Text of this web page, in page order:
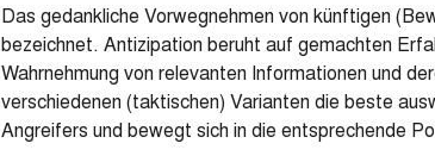
Das gedankliche Vorwegnehmen von künftigen
bezeichnet. Antizipation beruht auf gemachten
Wahrnehmung von relevanten Informationen und
verschiedenen (taktischen) Varianten die beste
Angreifers und bewegt sich in die entsprechende